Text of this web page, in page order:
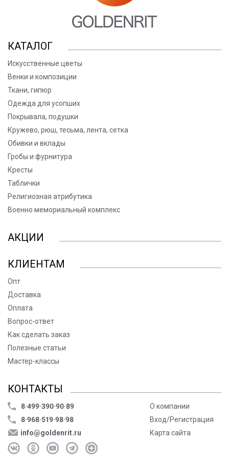
КАТАЛОГ
Искусственные цветы
Венки и композиции
Ткани, гипюр
Одежда для усопших
Покрывала, подушки
Кружево, рюш, тесьма, лента, сетка
Обивки и вклады
Гробы и фурнитура
Кресты
Таблички
Религиозная атрибутика
Военно мемориальный комплекс
АКЦИИ
КЛИЕНТАМ
Опт
Доставка
Оплата
Вопрос-ответ
Как сделать заказ
Полезные статьи
Мастер-классы
КОНТАКТЫ
8·499·390·90·89
8·968·519·98·98
info@goldenrit.ru
О компании
Вход/Регистрация
Карта сайта